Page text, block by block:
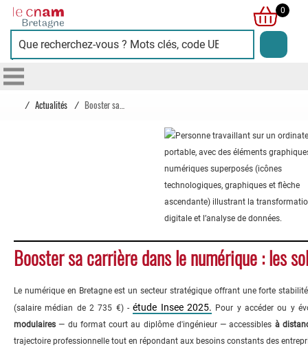
Cnam
Bretagne
0
/ Actualités /
Booster sa carrière dans le numérique : les
Le numérique en Bretagne est un secteur stratégique offrant une forte
(salaire médian de 2 735 €) -étude Insee 2025. Pour y accéder ou y
modulaires — du format court au diplôme d'ingénieur — accessibles à
trajectoire professionnelle tout en répondant aux besoins constants des